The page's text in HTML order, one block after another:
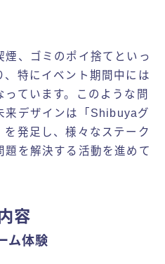
、ゴミのポイ捨てといっ
特にイベント期間中には
ています。このような問
来デザインは「Shibuyaグ
を発足し、様々なステーク
を解決する活動を進めて
容
ム体験